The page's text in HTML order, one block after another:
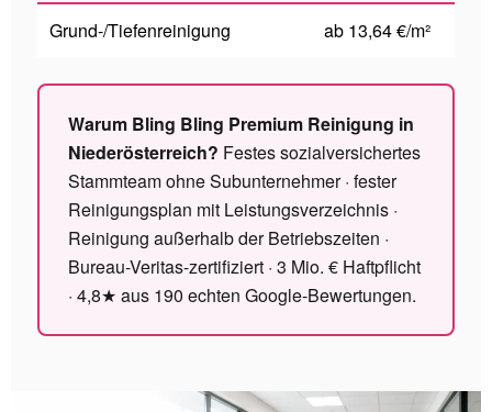
Grund-/Tiefenreinigung ab 13,64 €/m²
Warum Bling Bling Premium Reinigung in
Niederösterreich? Festes sozialversichertes
Stammteam ohne Subunternehmer · fester
Reinigungsplan mit Leistungsverzeichnis ·
Reinigung außerhalb der Betriebszeiten ·
Bureau-Veritas-zertifiziert · 3 Mio. € Haftpflicht
· 4,8★ aus 190 echten Google-Bewertungen.